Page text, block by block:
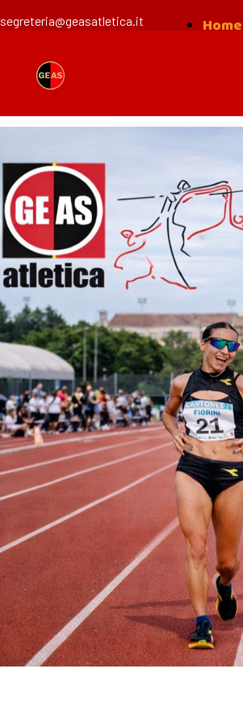
segreteria@geasatletica.it Home